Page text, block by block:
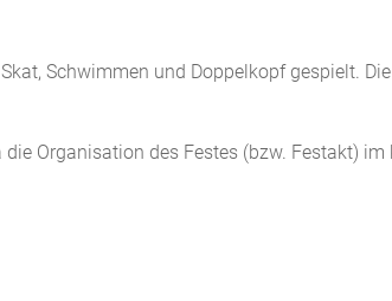
Schwimmen und Doppelkopf gespielt.
Organisation des Festes (bzw. Festakt)